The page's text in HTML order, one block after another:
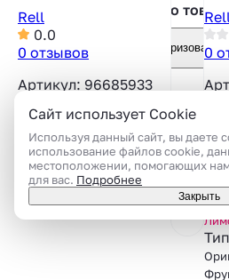
Rell
0.0
0 отзывов
Артикул: 96685933
фото товара
0
Сайт использует Cookie
Используя данный сайт, вы даете
использование файлов cookie,
местоположении, помогающих
для вас. Подробнее
Закрыть